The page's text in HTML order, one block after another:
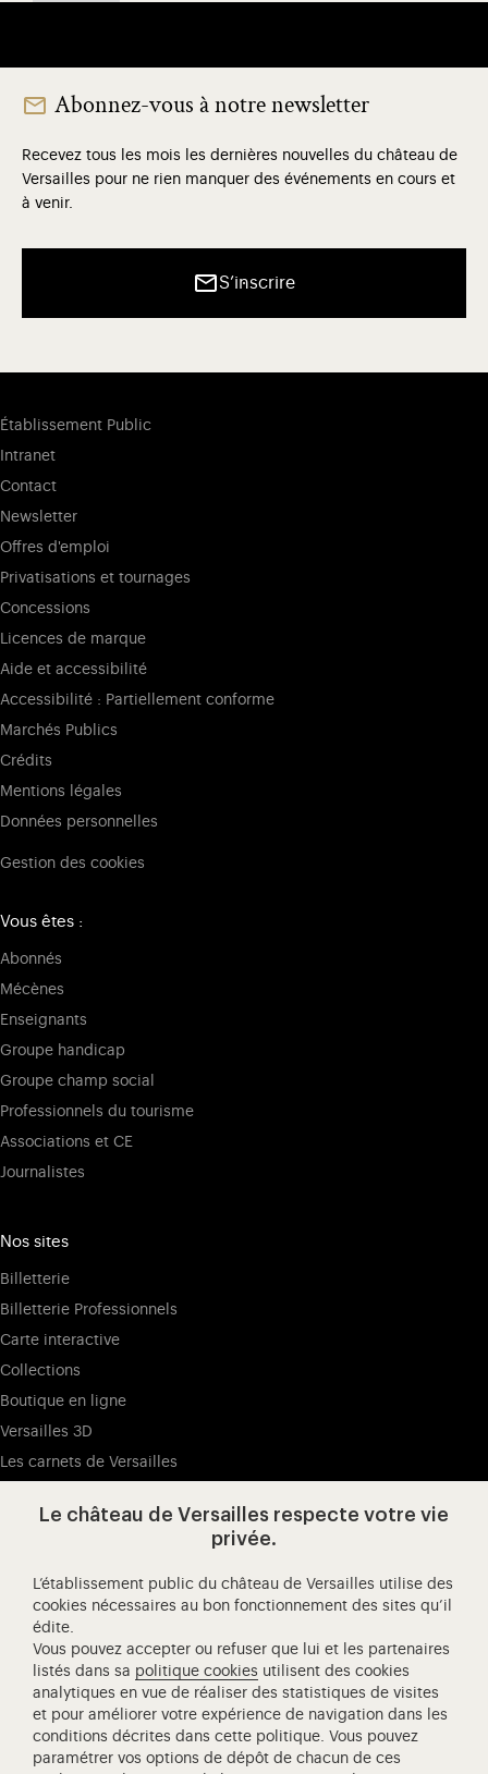
Abonnez-vous à notre newsletter
Recevez tous les mois les dernières nouvelles du château de
Versailles pour ne rien manquer des événements en cours et
à venir.
S’inscrire
Établissement Public
Intranet
Contact
Newsletter
Offres d'emploi
Privatisations et tournages
Concessions
Licences de marque
Aide et accessibilité
Accessibilité : Partiellement conforme
Marchés Publics
Crédits
Mentions légales
Données personnelles
Gestion des cookies
Vous êtes :
Abonnés
Mécènes
Enseignants
Groupe handicap
Groupe champ social
Professionnels du tourisme
Associations et CE
Journalistes
Nos sites
Billetterie
Billetterie Professionnels
Carte interactive
Collections
Boutique en ligne
Versailles 3D
Les carnets de Versailles
Ressources pédagogiques
Visitez notre Facebook (ouverture dans un nouvel
Visitez notre X (ouverture dans un nouvel
Visitez notre Instagram (ouverture
Visitez notre YouTube
Visitez notre
Château de Versailles Spectacles
L'Opéra royal de Versailles
Centre de recherche du château de Versailles
Centre de Musique Baroque de Versailles
Réseau des Résidences Royales Européenne
Le château de Versailles respecte votre vie
privée.
L’établissement public du château de Versailles utilise des
cookies nécessaires au bon fonctionnement des sites qu’il
édite.
Vous pouvez accepter ou refuser que lui et les partenaires
listés dans sa politique cookies utilisent des cookies
analytiques en vue de réaliser des statistiques de visites
et pour améliorer votre expérience de navigation dans les
conditions décrites dans cette politique. Vous pouvez
paramétrer vos options de dépôt de chacun de ces